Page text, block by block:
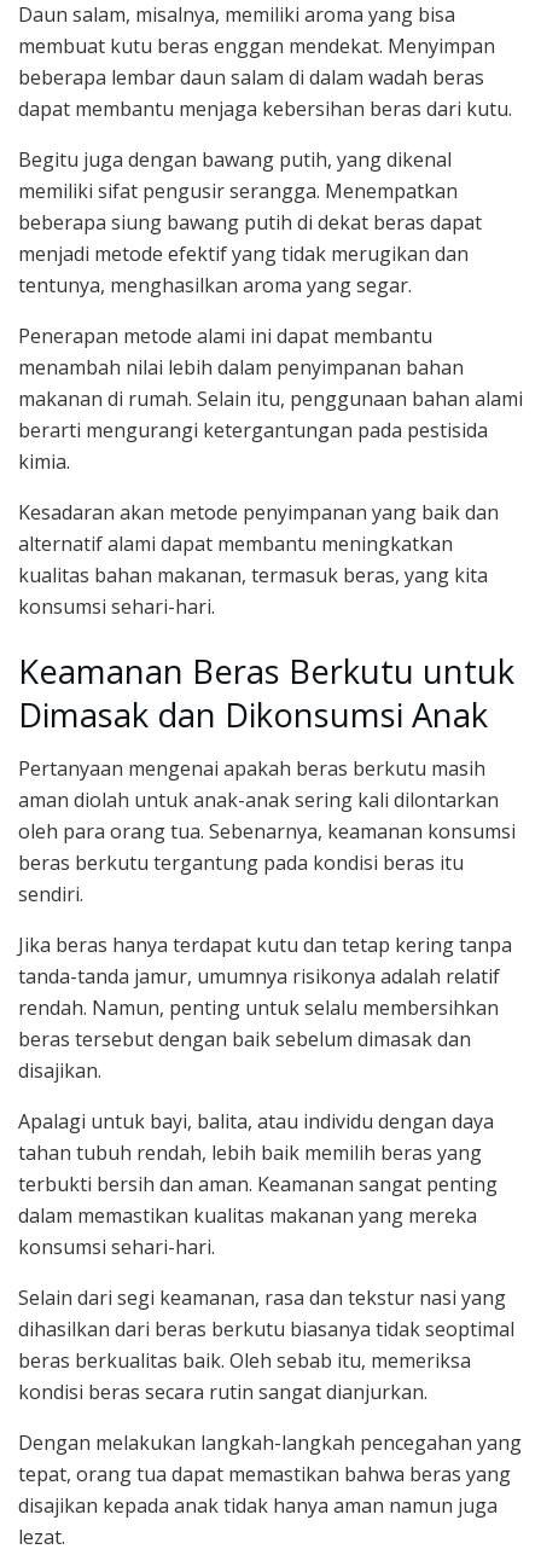
Daun salam, misalnya, memiliki aroma yang bisa
membuat kutu beras enggan mendekat. Menyimpan
beberapa lembar daun salam di dalam wadah beras
dapat membantu menjaga kebersihan beras dari kutu.
Begitu juga dengan bawang putih, yang dikenal
memiliki sifat pengusir serangga. Menempatkan
beberapa siung bawang putih di dekat beras dapat
menjadi metode efektif yang tidak merugikan dan
tentunya, menghasilkan aroma yang segar.
Penerapan metode alami ini dapat membantu
menambah nilai lebih dalam penyimpanan bahan
makanan di rumah. Selain itu, penggunaan bahan alami
berarti mengurangi ketergantungan pada pestisida
kimia.
Kesadaran akan metode penyimpanan yang baik dan
alternatif alami dapat membantu meningkatkan
kualitas bahan makanan, termasuk beras, yang kita
konsumsi sehari-hari.
Keamanan Beras Berkutu untuk
Dimasak dan Dikonsumsi Anak
Pertanyaan mengenai apakah beras berkutu masih
aman diolah untuk anak-anak sering kali dilontarkan
oleh para orang tua. Sebenarnya, keamanan konsumsi
beras berkutu tergantung pada kondisi beras itu
sendiri.
Jika beras hanya terdapat kutu dan tetap kering tanpa
tanda-tanda jamur, umumnya risikonya adalah relatif
rendah. Namun, penting untuk selalu membersihkan
beras tersebut dengan baik sebelum dimasak dan
disajikan.
Apalagi untuk bayi, balita, atau individu dengan daya
tahan tubuh rendah, lebih baik memilih beras yang
terbukti bersih dan aman. Keamanan sangat penting
dalam memastikan kualitas makanan yang mereka
konsumsi sehari-hari.
Selain dari segi keamanan, rasa dan tekstur nasi yang
dihasilkan dari beras berkutu biasanya tidak seoptimal
beras berkualitas baik. Oleh sebab itu, memeriksa
kondisi beras secara rutin sangat dianjurkan.
Dengan melakukan langkah-langkah pencegahan yang
tepat, orang tua dapat memastikan bahwa beras yang
disajikan kepada anak tidak hanya aman namun juga
lezat.